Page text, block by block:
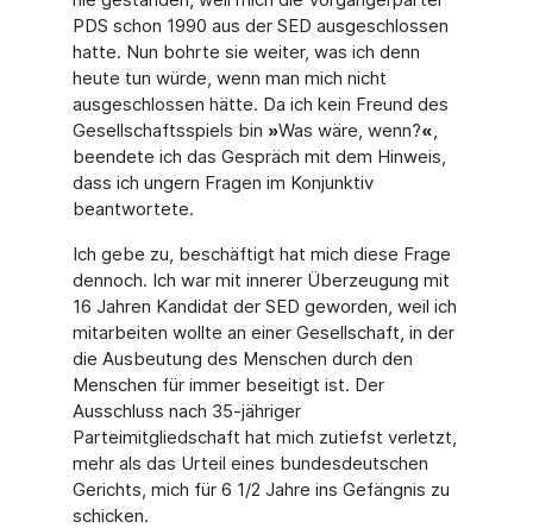
PDS schon 1990 aus der SED ausgeschlossen
hatte. Nun bohrte sie weiter, was ich denn
heute tun würde, wenn man mich nicht
ausgeschlossen hätte. Da ich kein Freund des
Gesellschaftsspiels bin »Was wäre, wenn?«,
beendete ich das Gespräch mit dem Hinweis,
dass ich ungern Fragen im Konjunktiv
beantwortete.
Ich gebe zu, beschäftigt hat mich diese Frage
dennoch. Ich war mit innerer Überzeugung mit
16 Jahren Kandidat der SED geworden, weil ich
mitarbeiten wollte an einer Gesellschaft, in der
die Ausbeutung des Menschen durch den
Menschen für immer beseitigt ist. Der
Ausschluss nach 35-jähriger
Parteimitgliedschaft hat mich zutiefst verletzt,
mehr als das Urteil eines bundesdeutschen
Gerichts, mich für 6 1/2 Jahre ins Gefängnis zu
schicken.